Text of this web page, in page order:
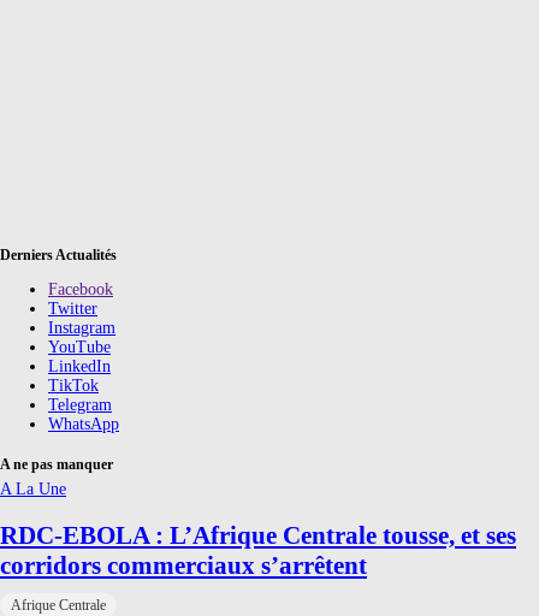
Derniers Actualités
Facebook
Twitter
Instagram
YouTube
LinkedIn
TikTok
Telegram
WhatsApp
A ne pas manquer
A La Une
RDC-EBOLA : L’Afrique Centrale tousse, et ses
corridors commerciaux s’arrêtent
Afrique Centrale